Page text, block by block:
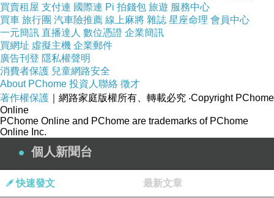
買賣租屋 支付連 國際連 Pi 拍錢包 旅遊 服務中心
買車 旅行團 汽車險推薦 線上麻將 雜誌 星座命理 會員中心
一元簡訊 直播達人 數位憑證 企業簡訊
買網址 虛擬主機 企業郵件
廣告刊登 隱私權聲明
消費者保護 兒童網路安全
About PChome 投資人聯絡 徵才
著作權保護 ｜網路家庭版權所有、轉載必究 ‧Copyright PChome
Online
PChome Online and PChome are trademarks of PChome
Online Inc.
個人新聞台
快速發文 最新文章